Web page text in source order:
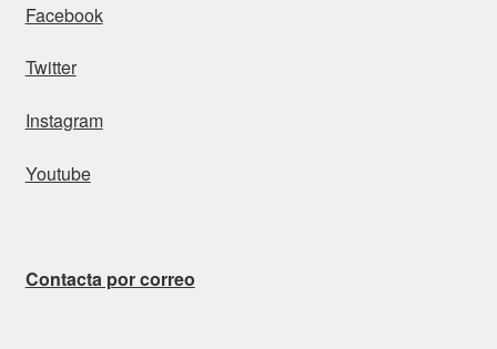
Facebook
Twitter
Instagram
Youtube
Contacta por correo